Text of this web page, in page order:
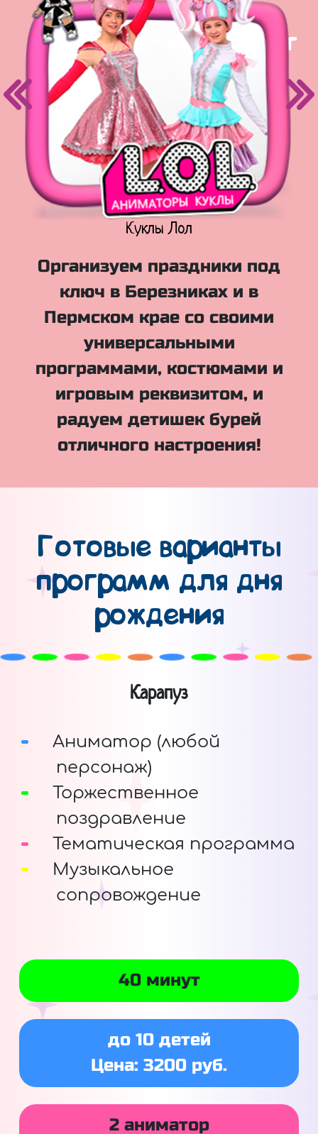
Куклы Лол
Организуем праздники под
ключ в Березниках и в
Пермском крае со своими
универсальными
программами, костюмами и
игровым реквизитом, и
радуем детишек бурей
отличного настроения!
Готовые варианты
программ для дня
рождения
Карапуз
Аниматор (любой
персонаж)
Торжественное
поздравление
Тематическая программа
Музыкальное
сопровождение
40 минут
до 10 детей
Цена: 3200 руб.
2 аниматор